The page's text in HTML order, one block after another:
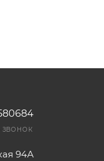
ЗВОНОК
94А